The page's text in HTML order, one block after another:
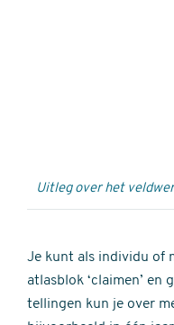
Uitleg over het
Je kunt als individu of
atlasblok ‘claimen’ en
tellingen kun je over